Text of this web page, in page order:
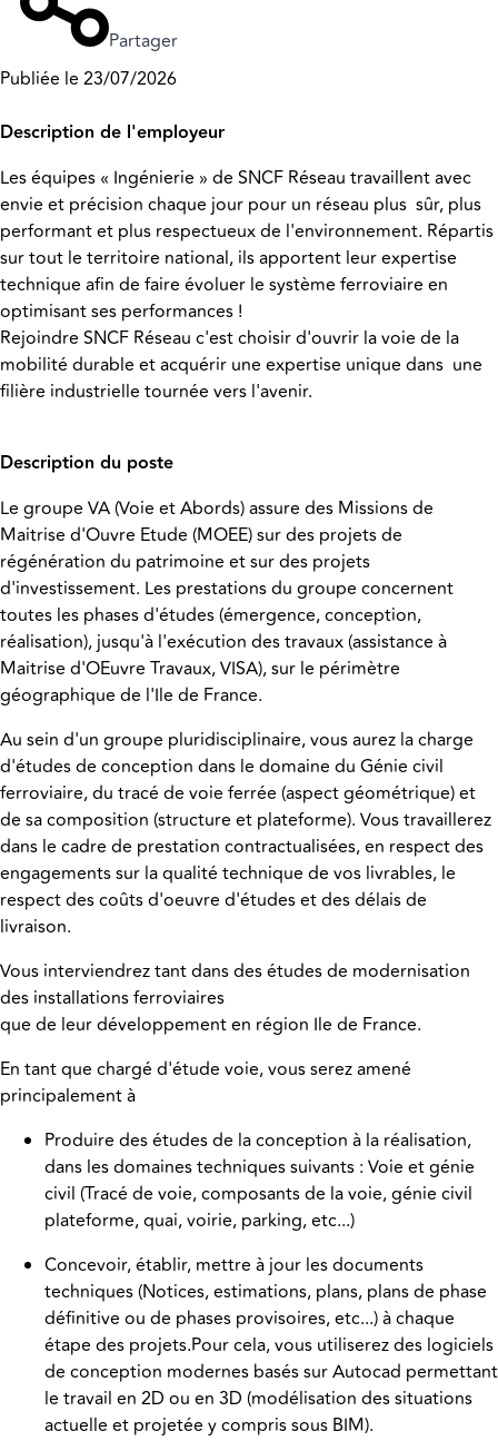
Partager
Publiée le 23/07/2026
Description de l'employeur
Les équipes « Ingénierie » de SNCF Réseau travaillent avec
envie et précision chaque jour pour un réseau plus sûr, plus
performant et plus respectueux de l'environnement. Répartis
sur tout le territoire national, ils apportent leur expertise
technique afin de faire évoluer le système ferroviaire en
optimisant ses performances !
Rejoindre SNCF Réseau c'est choisir d'ouvrir la voie de la
mobilité durable et acquérir une expertise unique dans une
filière industrielle tournée vers l'avenir.
Description du poste
Le groupe VA (Voie et Abords) assure des Missions de
Maitrise d'Ouvre Etude (MOEE) sur des projets de
régénération du patrimoine et sur des projets
d'investissement. Les prestations du groupe concernent
toutes les phases d'études (émergence, conception,
réalisation), jusqu'à l'exécution des travaux (assistance à
Maitrise d'OEuvre Travaux, VISA), sur le périmètre
géographique de l'Ile de France.
Au sein d'un groupe pluridisciplinaire, vous aurez la charge
d'études de conception dans le domaine du Génie civil
ferroviaire, du tracé de voie ferrée (aspect géométrique) et
de sa composition (structure et plateforme). Vous travaillerez
dans le cadre de prestation contractualisées, en respect des
engagements sur la qualité technique de vos livrables, le
respect des coûts d'oeuvre d'études et des délais de
livraison.
Vous interviendrez tant dans des études de modernisation
des installations ferroviaires
que de leur développement en région Ile de France.
En tant que chargé d'étude voie, vous serez amené
principalement à
Produire des études de la conception à la réalisation,
dans les domaines techniques suivants : Voie et génie
civil (Tracé de voie, composants de la voie, génie civil
plateforme, quai, voirie, parking, etc...)
Concevoir, établir, mettre à jour les documents
techniques (Notices, estimations, plans, plans de phase
définitive ou de phases provisoires, etc...) à chaque
étape des projets.Pour cela, vous utiliserez des logiciels
de conception modernes basés sur Autocad permettant
le travail en 2D ou en 3D (modélisation des situations
actuelle et projetée y compris sous BIM).